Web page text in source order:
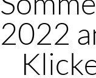
2022